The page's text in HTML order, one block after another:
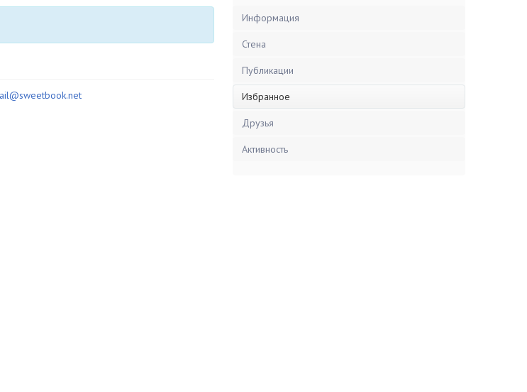
Информация
Стена
Публикации
Избранное
Друзья
Активность